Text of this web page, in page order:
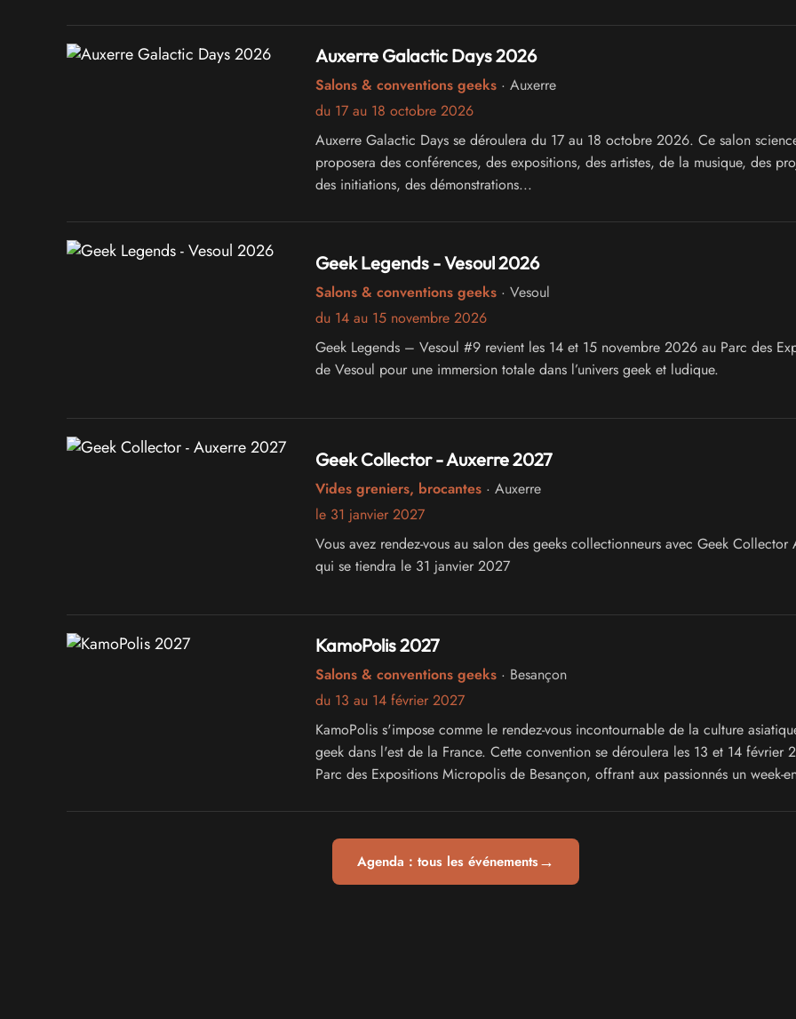
Auxerre Galactic Days 2026
Salons & conventions geeks· Auxerre
du 17 au 18 octobre 2026
Auxerre Galactic Days se déroulera du 17 au 18 octobre 2026. Ce salon
proposera des conférences, des expositions, des artistes, de la musique, des
des initiations, des démonstrations...
Geek Legends - Vesoul 2026
Salons & conventions geeks· Vesoul
du 14 au 15 novembre 2026
Geek Legends – Vesoul #9 revient les 14 et 15 novembre 2026 au Parc des
de Vesoul pour une immersion totale dans l’univers geek et ludique.
Geek Collector - Auxerre 2027
Vides greniers, brocantes· Auxerre
le 31 janvier 2027
Vous avez rendez-vous au salon des geeks collectionneurs avec Geek Collector
qui se tiendra le 31 janvier 2027
KamoPolis 2027
Salons & conventions geeks· Besançon
du 13 au 14 février 2027
KamoPolis s'impose comme le rendez-vous incontournable de la culture
geek dans l'est de la France. Cette convention se déroulera les 13 et 14 février
Parc des Expositions Micropolis de Besançon, offrant aux passionnés un week-
Agenda : tous les événements→